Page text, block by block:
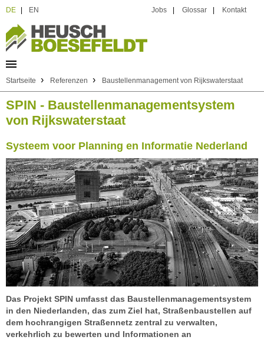
DE EN Jobs Glossar Kontakt
Startseite › Referenzen › Baustellenmanagement von Rijkswaterstaat
SPIN - Baustellenmanagementsystem
von Rijkswaterstaat
Systeem voor Planning en Informatie Nederland
Das Projekt SPIN umfasst das Baustellenmanagementsystem
in den Niederlanden, das zum Ziel hat, Straßenbaustellen auf
dem hochrangigen Straßennetz zentral zu verwalten,
verkehrlich zu bewerten und Informationen an